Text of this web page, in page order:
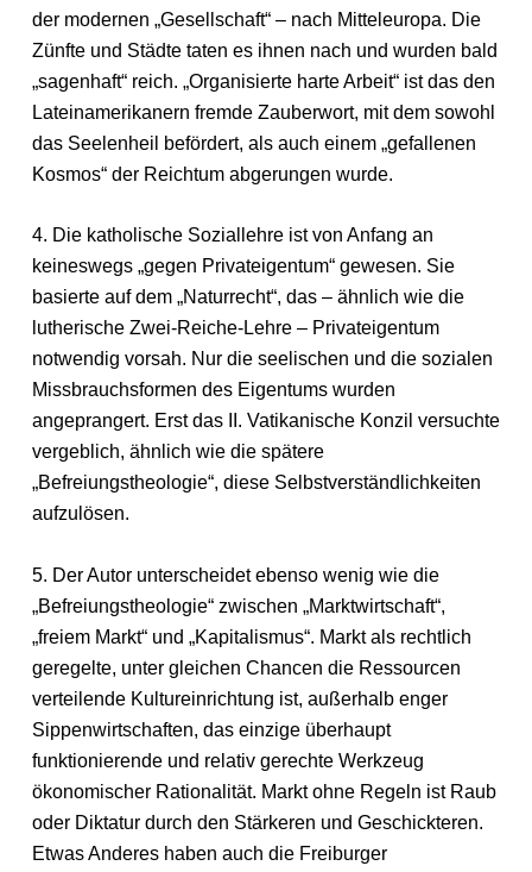
der modernen „Gesellschaft“ – nach Mitteleuropa. Die
Zünfte und Städte taten es ihnen nach und wurden bald
„sagenhaft“ reich. „Organisierte harte Arbeit“ ist das den
Lateinamerikanern fremde Zauberwort, mit dem sowohl
das Seelenheil befördert, als auch einem „gefallenen
Kosmos“ der Reichtum abgerungen wurde.
4. Die katholische Soziallehre ist von Anfang an
keineswegs „gegen Privateigentum“ gewesen. Sie
basierte auf dem „Naturrecht“, das – ähnlich wie die
lutherische Zwei-Reiche-Lehre – Privateigentum
notwendig vorsah. Nur die seelischen und die sozialen
Missbrauchsformen des Eigentums wurden
angeprangert. Erst das II. Vatikanische Konzil versuchte
vergeblich, ähnlich wie die spätere
„Befreiungstheologie“, diese Selbstverständlichkeiten
aufzulösen.
5. Der Autor unterscheidet ebenso wenig wie die
„Befreiungstheologie“ zwischen „Marktwirtschaft“,
„freiem Markt“ und „Kapitalismus“. Markt als rechtlich
geregelte, unter gleichen Chancen die Ressourcen
verteilende Kultureinrichtung ist, außerhalb enger
Sippenwirtschaften, das einzige überhaupt
funktionierende und relativ gerechte Werkzeug
ökonomischer Rationalität. Markt ohne Regeln ist Raub
oder Diktatur durch den Stärkeren und Geschickteren.
Etwas Anderes haben auch die Freiburger